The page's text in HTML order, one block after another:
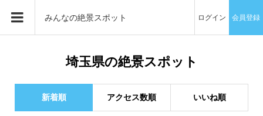
みんなの絶景スポット ログイン 会員登録
埼玉県の絶景スポット
新着順 アクセス数順 いいね順